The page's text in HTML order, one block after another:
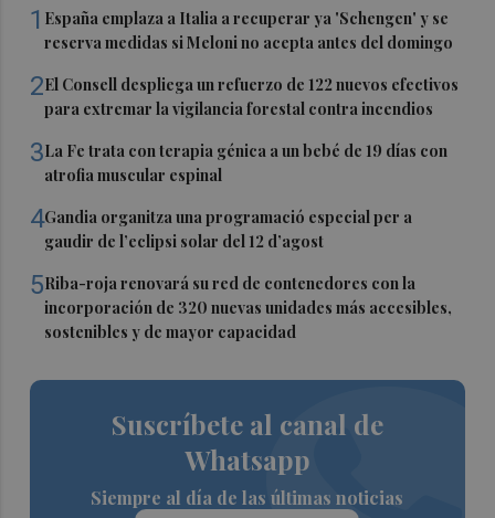
1 España emplaza a Italia a recuperar ya 'Schengen' y se
reserva medidas si Meloni no acepta antes del domingo
2El Consell despliega un refuerzo de 122 nuevos efectivos
para extremar la vigilancia forestal contra incendios
3La Fe trata con terapia génica a un bebé de 19 días con
atrofia muscular espinal
4Gandia organitza una programació especial per a
gaudir de l’eclipsi solar del 12 d’agost
5Riba-roja renovará su red de contenedores con la
incorporación de 320 nuevas unidades más accesibles,
sostenibles y de mayor capacidad
Suscríbete al canal de
Whatsapp
Siempre al día de las últimas noticias